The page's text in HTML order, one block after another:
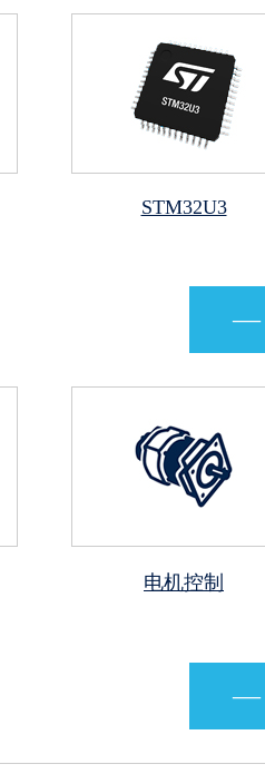
STM32U3
—
电机控制
—